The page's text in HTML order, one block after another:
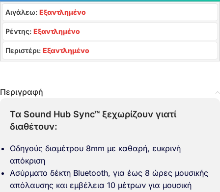
Αιγάλεω: Εξαντλημένο
Ρέντης: Εξαντλημένο
Περιστέρι: Εξαντλημένο
Περιγραφή
Τα Sound Hub Sync™ ξεχωρίζουν γιατί
διαθέτουν:
Οδηγούς διαμέτρου 8mm με καθαρή, ευκρινή
απόκριση
Ασύρματο δέκτη Bluetooth, για έως 8 ώρες μουσικής
απόλαυσης και εμβέλεια 10 μέτρων για μουσική